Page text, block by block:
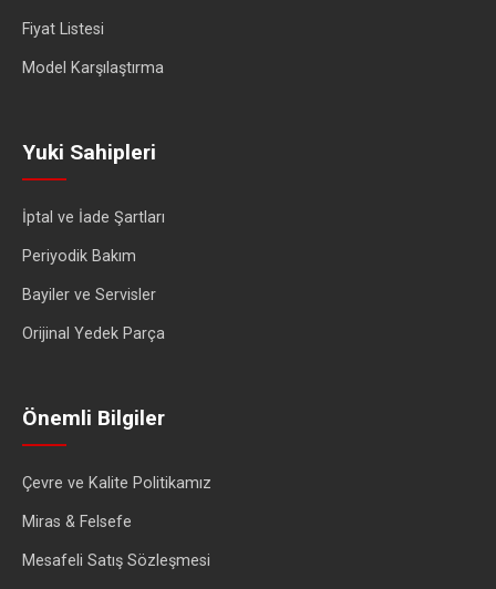
Fiyat Listesi
Model Karşılaştırma
Yuki Sahipleri
İptal ve İade Şartları
Periyodik Bakım
Bayiler ve Servisler
Orijinal Yedek Parça
Önemli Bilgiler
Çevre ve Kalite Politikamız
Miras & Felsefe
Mesafeli Satış Sözleşmesi